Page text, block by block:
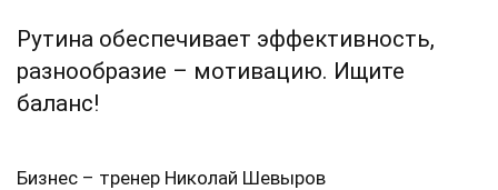
Рутина обеспечивает эффективность,
разнообразие – мотивацию. Ищите
баланс!
Бизнес – тренер Николай Шевыров